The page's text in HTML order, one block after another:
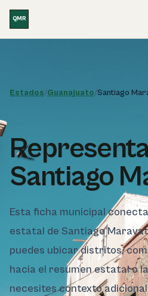
QMR
Estados/Guanajuato/Santiago
Santiago
Esta ficha municipal
estatal de Santiago
puedes ubicar distritos,
hacia el resumen estatal o
necesites contexto